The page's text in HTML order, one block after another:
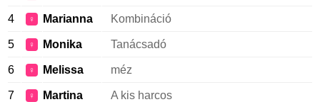
4 ♀ Marianna Kombináció
5 ♀ Monika Tanácsadó
6 ♀ Melissa méz
7 ♀ Martina A kis harcos